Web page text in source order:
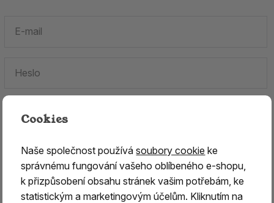
Zapomenuté heslo.
Jste tu poprvé?Zaregistrujte se
Cookies
Naše společnost používásoubory cookie ke
správnému fungování vašeho oblíbeného e-shopu,
k přizpůsobení obsahu stránek vašim potřebám, ke
statistickým a marketingovým účelům. Kliknutím na